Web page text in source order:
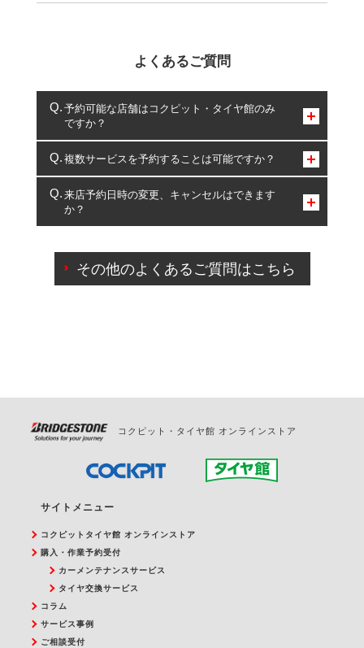
よくあるご質問
予約可能な店舗はコクピット・タイヤ館のみ
ですか？
コクピット・タイヤ館のみとなります。
複数サービスを予約することは可能ですか？
複数サービスのご予約は可能です。
一部の商品・サービスの組み合わせに限り、同時にご予約が
出来ないものもございます。
来店予約日時の変更、キャンセルはできます
か？
ご来店予約日の3営業日前を過ぎている場合のご予約
の日時変更につきましては、直接ご予約の店舗まで
その他のよくあるご質問はこちら
コクピット・タイヤ館 オンラインストア
サイトメニュー
コクピットタイヤ館 オンラインストア
購入・作業予約受付
カーメンテナンスサービス
タイヤ交換サービス
コラム
サービス事例
ご相談受付